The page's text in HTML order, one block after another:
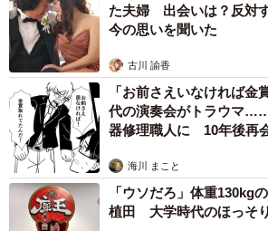
た夫婦 出会いは？反対
今の思いを聞いた
古川 諭香
「お前さえいなければ金
代の演奏会がトラウマ
器修理職人に 10年後再
海川 まこと
「ウソだろ」体重130kg
植田 大学時代のほっそり